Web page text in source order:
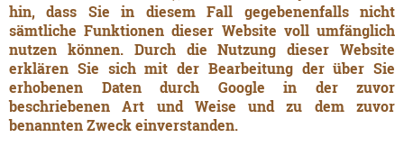
hin, dass Sie in diesem Fall gegebenenfalls nicht
sämtliche Funktionen dieser Website voll umfänglich
nutzen können. Durch die Nutzung dieser Website
erklären Sie sich mit der Bearbeitung der über Sie
erhobenen Daten durch Google in der zuvor
beschriebenen Art und Weise und zu dem zuvor
benannten Zweck einverstanden.